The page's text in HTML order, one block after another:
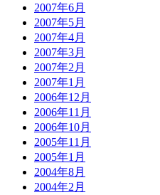
2007年6月
2007年5月
2007年4月
2007年3月
2007年2月
2007年1月
2006年12月
2006年11月
2006年10月
2005年11月
2005年1月
2004年8月
2004年2月